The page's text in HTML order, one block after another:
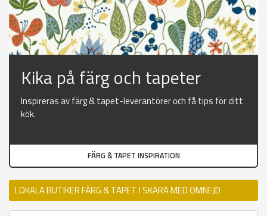
Kika på färg och tapeter
Inspireras av färg & tapet-leverantörer och få tips för ditt
kök.
FÄRG & TAPET INSPIRATION
LOKALA BUTIKER FÄRG & TAPET I SKARA MED OMNEJD